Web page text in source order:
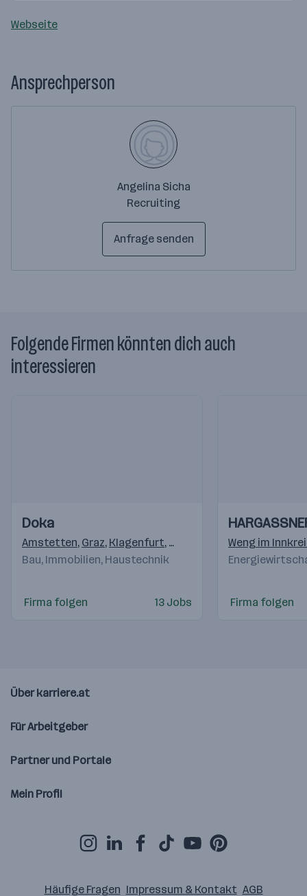
Webseite
Ansprechperson
Angelina Sicha
Recruiting
Anfrage senden
Folgende Firmen könnten dich auch
interessieren
Videos
Einblicke
Einblicke
Doka
Amstetten, Graz, Klagenfurt, Marchtrenk ,Thalgau ,Inzing
Bau, Immobilien, Haustechnik
Firma folgen 13 Jobs
Videos
Einblicke
Einblicke
Weng im
Firma folgen
Über karriere.at
Für Arbeitgeber
Partner und Portale
Mein Profil
Häufige Fragen Impressum & Kontakt AGB